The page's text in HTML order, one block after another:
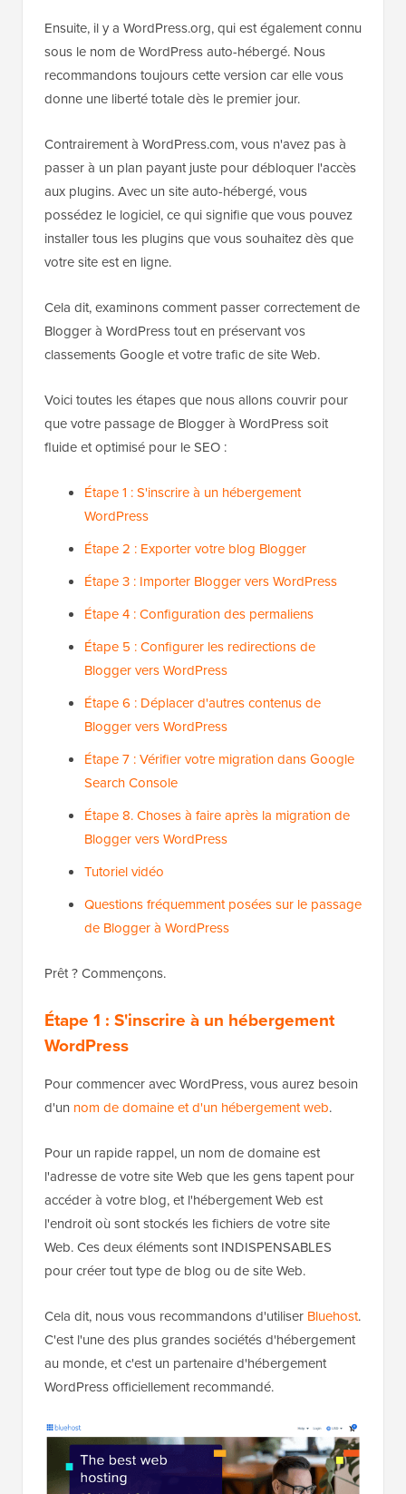
Ensuite, il y a WordPress.org, qui est également connu
sous le nom de WordPress auto-hébergé. Nous
recommandons toujours cette version car elle vous
donne une liberté totale dès le premier jour.
Contrairement à WordPress.com, vous n'avez pas à
passer à un plan payant juste pour débloquer l'accès
aux plugins. Avec un site auto-hébergé, vous
possédez le logiciel, ce qui signifie que vous pouvez
installer tous les plugins que vous souhaitez dès que
votre site est en ligne.
Cela dit, examinons comment passer correctement de
Blogger à WordPress tout en préservant vos
classements Google et votre trafic de site Web.
Voici toutes les étapes que nous allons couvrir pour
que votre passage de Blogger à WordPress soit
fluide et optimisé pour le SEO :
Étape 1 : S'inscrire à un hébergement
WordPress
Étape 2 : Exporter votre blog Blogger
Étape 3 : Importer Blogger vers WordPress
Étape 4 : Configuration des permaliens
Étape 5 : Configurer les redirections de
Blogger vers WordPress
Étape 6 : Déplacer d'autres contenus de
Blogger vers WordPress
Étape 7 : Vérifier votre migration dans Google
Search Console
Étape 8. Choses à faire après la migration de
Blogger vers WordPress
Tutoriel vidéo
Questions fréquemment posées sur le passage
de Blogger à WordPress
Prêt ? Commençons.
Étape 1 : S'inscrire à un hébergement
WordPress
Pour commencer avec WordPress, vous aurez besoin
d'un nom de domaine et d'un hébergement web.
Pour un rapide rappel, un nom de domaine est
l'adresse de votre site Web que les gens tapent pour
accéder à votre blog, et l'hébergement Web est
l'endroit où sont stockés les fichiers de votre site
Web. Ces deux éléments sont INDISPENSABLES
pour créer tout type de blog ou de site Web.
Cela dit, nous vous recommandons d'utiliser Bluehost.
C'est l'une des plus grandes sociétés d'hébergement
au monde, et c'est un partenaire d'hébergement
WordPress officiellement recommandé.